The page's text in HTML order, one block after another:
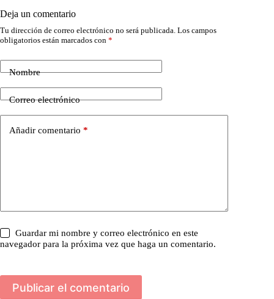
Deja un comentario
Tu dirección de correo electrónico no será publicada. Los campos
obligatorios están marcados con *
Nombre
Correo electrónico
Añadir comentario *
Guardar mi nombre y correo electrónico en este
navegador para la próxima vez que haga un comentario.
Publicar el comentario